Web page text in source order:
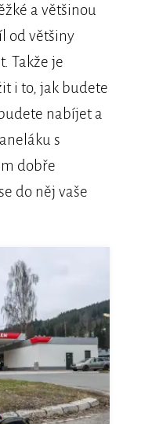
a většinou
od většiny
Takže je
i to, jak budete
nabíjet a
s
dobře
do něj vaše